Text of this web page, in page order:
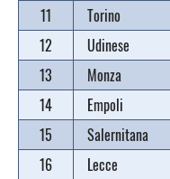
11
Torino
12
Udinese
13
Monza
14
Empoli
15
Salernitana
16
Lecce